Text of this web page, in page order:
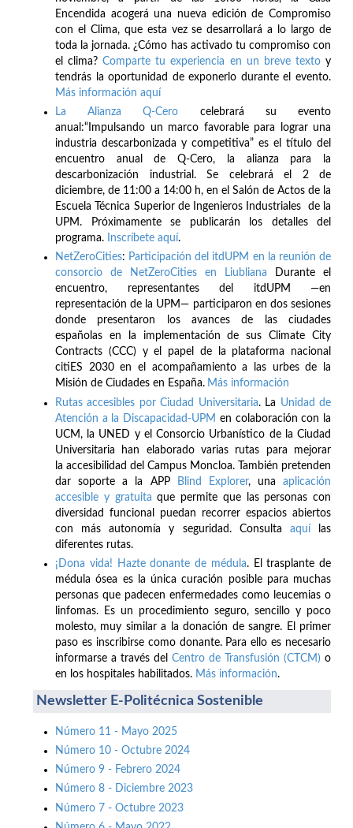
Encendida acogerá una nueva edición de Compromiso
con el Clima, que esta vez se desarrollará a lo largo de
toda la jornada. ¿Cómo has activado tu compromiso con
el clima?Comparte tu experiencia en un breve textoy
tendrás la oportunidad de exponerlo durante el evento.
Más información aquí
La Alianza Q-Cero celebrará su evento
anual:“Impulsando un marco favorable para lograr una
industria descarbonizada y competitiva” es el título del
encuentro anual de Q-Cero, la alianza para la
descarbonización industrial. Se celebrará el 2 de
diciembre, de 11:00 a 14:00 h, en el Salón de Actos de la
Escuela Técnica Superior de Ingenieros Industriales de la
UPM. Próximamente se publicarán los detalles del
programa.
Inscríbete aquí.
NetZeroCities: Participación del itdUPM en la reunión de
consorcio de NetZeroCities en Liubliana Durante el
encuentro, representantes del itdUPM —en
representación de la UPM— participaron en dos sesiones
donde presentaron los avances de las ciudades
españolas en la implementación de sus Climate City
Contracts (CCC) y el papel de la plataforma nacional
citiES 2030 en el acompañamiento a las urbes de la
Misión de Ciudades en España. Más información
Rutas accesibles por Ciudad Universitaria. La Unidad de
Atención a la Discapacidad-UPM en colaboración con la
UCM, la UNED y el Consorcio Urbanístico de la Ciudad
Universitaria han elaborado varias rutas para mejorar
la accesibilidad del Campus Moncloa. También pretenden
dar soporte a la APP
Blind Explorer, una aplicación
accesible y gratuita que permite que las personas con
diversidad funcional puedan recorrer espacios abiertos
con más autonomía y seguridad. Consulta aquílas
diferentes rutas.
¡Dona vida! Hazte donante de médula. El trasplante de
médula ósea es la única curación posible para muchas
personas que padecen enfermedades como leucemias o
linfomas. Es un procedimiento seguro, sencillo y poco
molesto, muy similar a la donación de sangre. El primer
paso es inscribirse como donante. Para ello es necesario
informarse a través del Centro de Transfusión (CTCM) o
en los hospitales habilitados. Más información.
Newsletter E-Politécnica Sostenible
Número 11 - Mayo 2025
Número 10 - Octubre 2024
Número 9 - Febrero 2024
Número 8 - Diciembre 2023
Número 7 - Octubre 2023